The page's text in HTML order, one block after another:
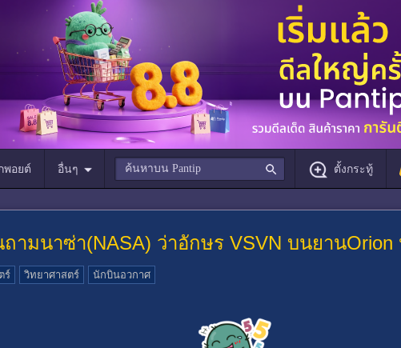
พอยต์ อื่นๆ ตั้งกระทู้
ามนาซ่า(NASA) ว่าอักษร VSVN บนยานOrion
ร์ วิทยาศาสตร์ นักบินอวกาศ